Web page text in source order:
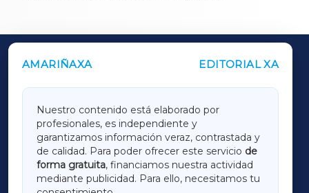
AMARIÑAXA EDITORIAL XA
Nuestro contenido está elaborado por
profesionales, es independiente y
garantizamos información veraz, contrastada y
de calidad. Para poder ofrecer este servicio de
forma gratuita, financiamos nuestra actividad
mediante publicidad. Para ello, necesitamos tu
OUTROS PERIÓDICOS
LUGOXA
TERRACHAXA